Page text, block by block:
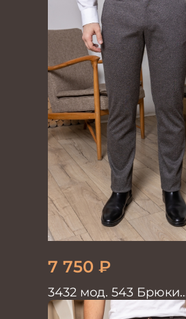
7 750 ₽
3432 мод. 543 Брюки
мужские коричневые